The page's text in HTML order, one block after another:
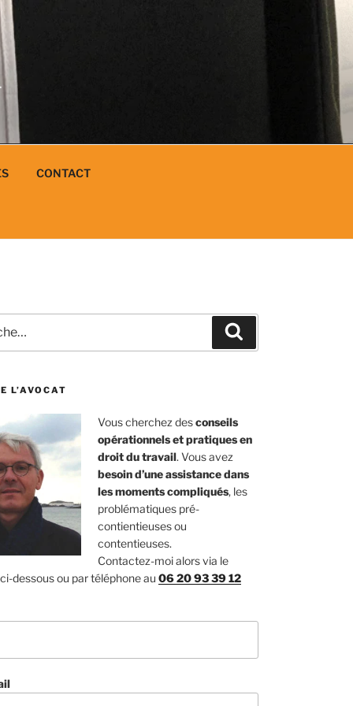
CONTACT
L’AVOCAT
Vous cherchez desconseils
opérationnels et pratiques en
droit du travail. Vous avez
besoin d’une assistance dans
les moments compliqués, les
problématiques pré-
contientieuses ou
contentieuses.
Contactez-moi alors via le
dessous ou par téléphone au 06 20 93 39 12